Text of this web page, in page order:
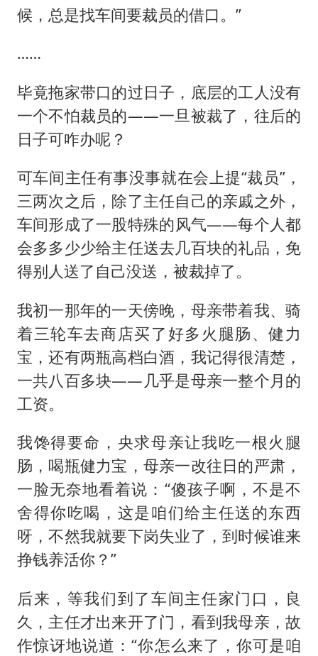
候，总是找车间要裁员的借口。”
……
毕竟拖家带口的过日子，底层的工人没有
一个不怕裁员的——一旦被裁了，往后的
日子可咋办呢？
可车间主任有事没事就在会上提“裁员”，
三两次之后，除了主任自己的亲戚之外，
车间形成了一股特殊的风气——每个人都
会多多少少给主任送去几百块的礼品，免
得别人送了自己没送，被裁掉了。
我初一那年的一天傍晚，母亲带着我、骑
着三轮车去商店买了好多火腿肠、健力
宝，还有两瓶高档白酒，我记得很清楚，
一共八百多块——几乎是母亲一整个月的
工资。
我馋得要命，央求母亲让我吃一根火腿
肠，喝瓶健力宝，母亲一改往日的严肃，
一脸无奈地看着说：“傻孩子啊，不是不
舍得你吃喝，这是咱们给主任送的东西
呀，不然我就要下岗失业了，到时候谁来
挣钱养活你？”
后来，等我们到了车间主任家门口，良
久，主任才出来开了门，看到我母亲，故
作惊讶地说道：“你怎么来了，你可是咱